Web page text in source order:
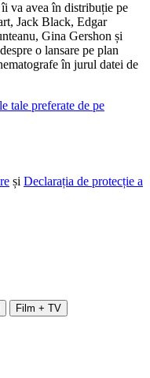
va avea în distribuție pe
Jack Black, Edgar
Gina Gershon și
o lansare pe plan
în jurul datei de
tale preferate de pe
și Declarația de protecție a
Film + TV